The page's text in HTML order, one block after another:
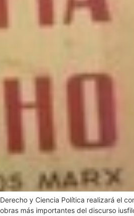
y Ciencia Política realizará el
más importantes del discurso